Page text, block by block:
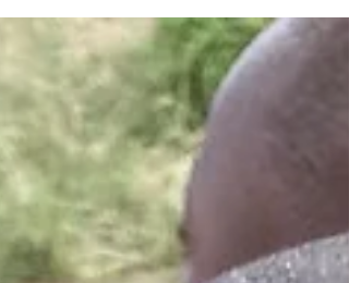
meses el proyecto “Mi Futuro es Hoy: Amanece
en Nakuru” , una iniciativa de cooperación
internacional dirigida a niños y niñas en situación
de calle en la ciudad de Nakuru (Kenia). El
proyecto ha tenido como objetivo mejorar las
condiciones de vida y favorecer la inclusión
educativa de menores en si